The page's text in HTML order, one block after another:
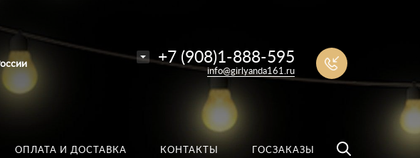
+7 (908)1-888-595
info@girlyanda161.ru
ОПЛАТА И ДОСТАВКА КОНТАКТЫ ГОСЗАКАЗЫ